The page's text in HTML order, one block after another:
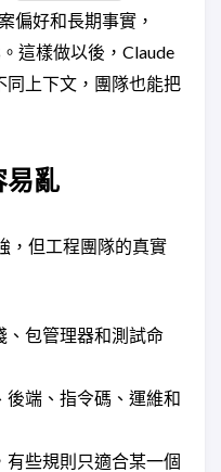
偏好和長期事實，
這樣做以後，Claude
同上下文，團隊也能把
易亂
，但工程團隊的真實
、包管理器和測試命
後端、指令碼、運維和
有些規則只適合某一個